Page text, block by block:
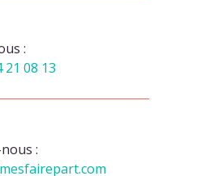
:
21 08 13
: